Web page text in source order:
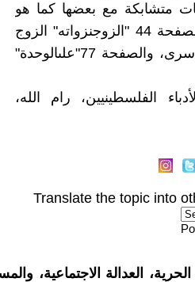
متشابكة مع بعضها كما هو
الحال في الصفحة 38 "فقطقتلت" فقط قتلت، والصفحة 44 "الزوجنزواته" الزوج
نزواته، والصفحة 76 " مسؤولونأسرى" مسؤولون أسرى، والصفحة 77"علىالوحدة"
الفلسطينيين، رام الله،
Translate the topic into
العدالة الاجتماعية،